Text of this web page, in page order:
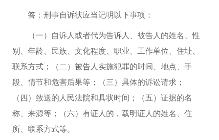
答：刑事自诉状应当记明以下事项：
（一）自诉人或者代为告诉人、被告人的姓名、性
别、年龄、民族、文化程度、职业、工作单位、住址、
联系方式；（二）被告人实施犯罪的时间、地点、手
段、情节和危害后果等；（三）具体的诉讼请求；
（四）致送的人民法院和具状时间；（五）证据的名
称、来源等；（六）有证人的，载明证人的姓名、住
所、联系方式等。